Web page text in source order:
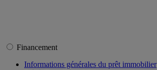
Financement
Informations générales du prêt immobilier